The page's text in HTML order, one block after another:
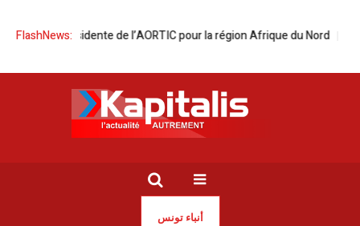
FlashNews:
présidente de l’AORTIC pour la région Afrique du Nord IFT |
أنباء تونس